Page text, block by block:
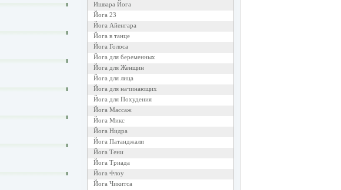
Ишвара Йога
Йога 23
Йога Айенгара
Йога в танце
Йога Голоса
Йога для беременных
Йога для Женщин
Йога для лица
Йога для начинающих
Йога для Похудения
Йога Массаж
Йога Микс
Йога Нидра
Йога Патанджали
Йога Тени
Йога Триада
Йога Флоу
Йога Чикитса